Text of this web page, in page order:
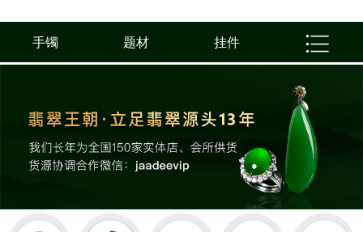
手镯 题材 挂件